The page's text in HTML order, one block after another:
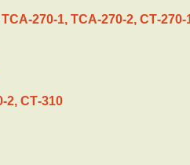
270-1, ТСА-270-2, СТ-270-
2, СТ-310